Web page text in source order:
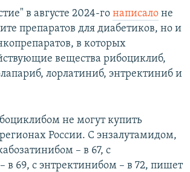
в августе 2024-го написало не
препаратов для диабетиков, но и
в которых
вещества рибоциклиб,
лорлатиниб, энтректиниб и
не могут купить
России. С энзалутамидом,
– в 67, с
в 69, с энтректинибом – в 72, пишет